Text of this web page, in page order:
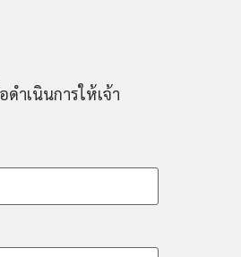
ำเนินการให้เจ้า